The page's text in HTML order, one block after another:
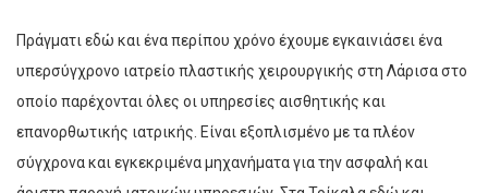
Πράγματι εδώ και ένα περίπου χρόνο έχουμε εγκαινιάσει ένα
υπερσύγχρονο ιατρείο πλαστικής χειρουργικής στη Λάρισα στο
οποίο παρέχονται όλες οι υπηρεσίες αισθητικής και
επανορθωτικής ιατρικής. Είναι εξοπλισμένο με τα πλέον
σύγχρονα και εγκεκριμένα μηχανήματα για την ασφαλή και